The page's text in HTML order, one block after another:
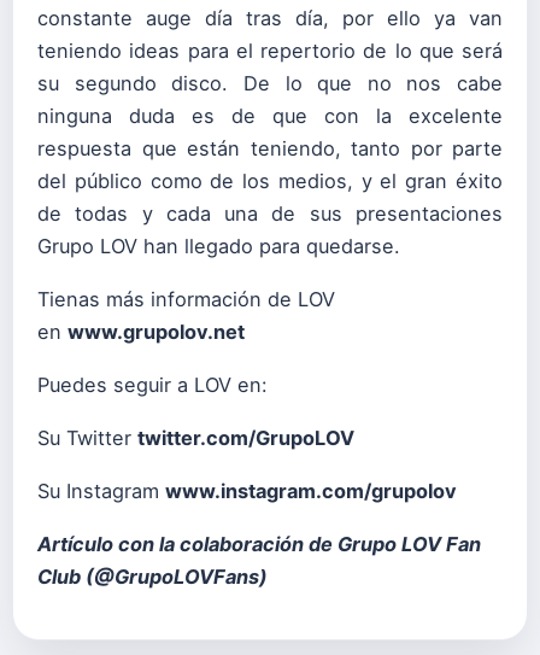
constante auge día tras día, por ello ya van
teniendo ideas para el repertorio de lo que será
su segundo disco. De lo que no nos cabe
ninguna duda es de que con la excelente
respuesta que están teniendo, tanto por parte
del público como de los medios, y el gran éxito
de todas y cada una de sus presentaciones
Grupo LOV han llegado para quedarse.
Tienas más información de LOV
en www.grupolov.net
Puedes seguir a LOV en:
Su Twitter twitter.com/GrupoLOV
Su Instagram www.instagram.com/grupolov
Artículo con la colaboración de Grupo LOV Fan
Club (@GrupoLOVFans)